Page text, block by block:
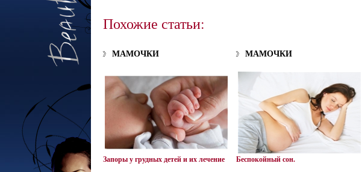
Похожие статьи:
МАМОЧКИ
Запоры у грудных детей и их лечение
МАМОЧКИ
Беспокойный сон.